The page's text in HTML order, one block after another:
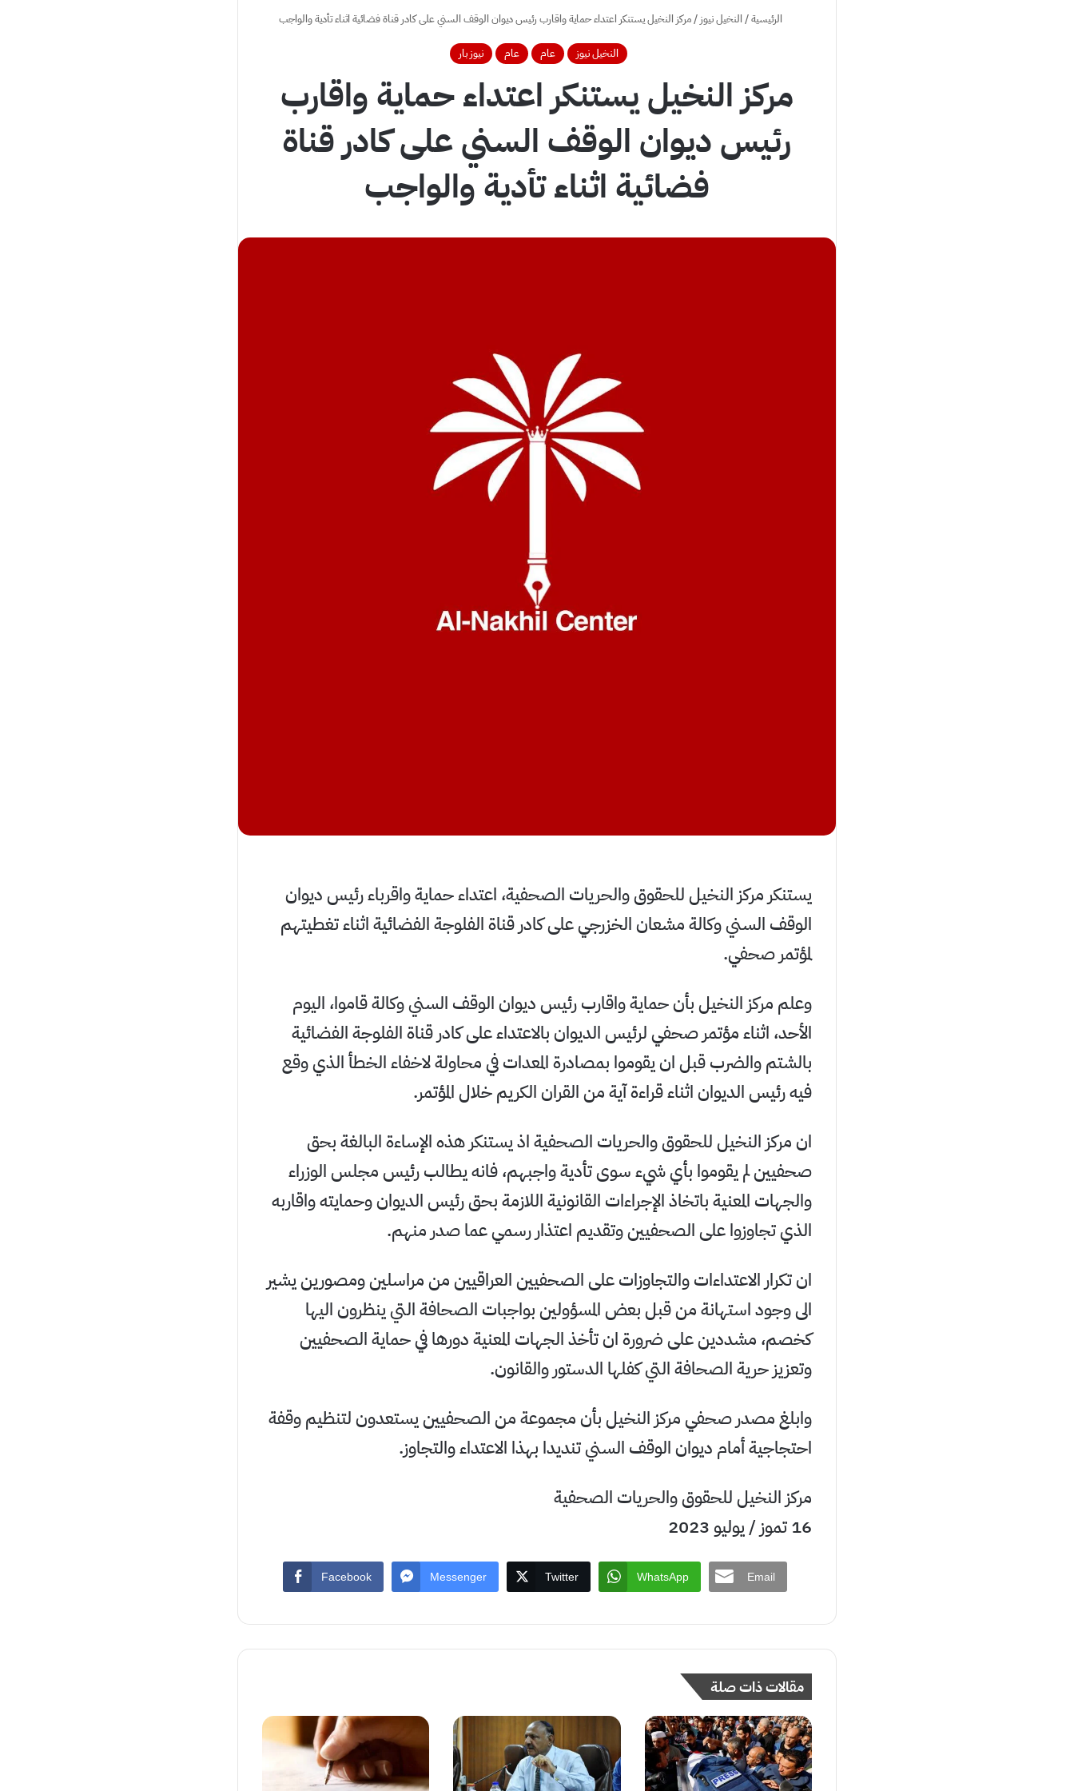
الرئيسية/ النخيل نيوز /مركز النخيل يستنكر اعتداء حماية واقارب رئيس ديوان الوقف السني على كادر قناة فضائية اثناء تأدية والواجب
النخيل نيوز عام عام نيوز بار
مركز النخيل يستنكر اعتداء حماية واقارب
رئيس ديوان الوقف السني على كادر قناة
فضائية اثناء تأدية والواجب
يستنكر مركز النخيل للحقوق والحريات الصحفية، اعتداء حماية واقرباء رئيس ديوان
الوقف السني وكالة مشعان الخزرجي على كادر قناة الفلوجة الفضائية اثناء تغطيتهم
لمؤتمر صحفي.
وعلم مركز النخيل بأن حماية واقارب رئيس ديوان الوقف السني وكالة قاموا، اليوم
الأحد، اثناء مؤتمر صحفي لرئيس الديوان بالاعتداء على كادر قناة الفلوجة الفضائية
بالشتم والضرب قبل ان يقوموا بمصادرة المعدات في محاولة لاخفاء الخطأ الذي وقع
فيه رئيس الديوان اثناء قراءة آية من القران الكريم خلال المؤتمر.
ان مركز النخيل للحقوق والحريات الصحفية اذ يستنكر هذه الإساءة البالغة بحق
صحفيين لم يقوموا بأي شيء سوى تأدية واجبهم، فانه يطالب رئيس مجلس الوزراء
والجهات المعنية باتخاذ الإجراءات القانونية اللازمة بحق رئيس الديوان وحمايته واقاربه
الذي تجاوزوا على الصحفيين وتقديم اعتذار رسمي عما صدر منهم.
ان تكرار الاعتداءات والتجاوزات على الصحفيين العراقيين من مراسلين ومصورين يشير
الى وجود استهانة من قبل بعض المسؤولين بواجبات الصحافة التي ينظرون اليها
كخصم، مشددين على ضرورة ان تأخذ الجهات المعنية دورها في حماية الصحفيين
وتعزيز حرية الصحافة التي كفلها الدستور والقانون.
وابلغ مصدر صحفي مركز النخيل بأن مجموعة من الصحفيين يستعدون لتنظيم وقفة
احتجاجية أمام ديوان الوقف السني تنديدا بهذا الاعتداء والتجاوز.
مركز النخيل للحقوق والحريات الصحفية
16 تموز / يوليو 2023
Facebook Messenger Twitter WhatsApp Email
مقالات ذات صلة